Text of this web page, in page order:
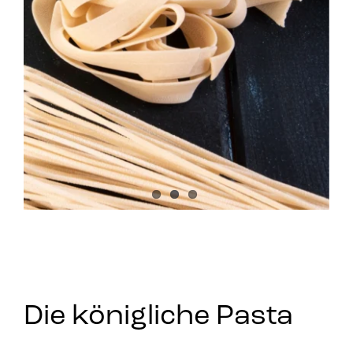
Die königliche Pasta